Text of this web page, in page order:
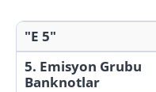
"E 5"
5. Emisyon Grubu
Banknotlar